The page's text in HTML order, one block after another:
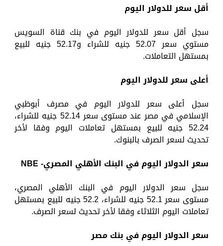
أقل سعر للدولار اليوم
سجل أقل سعر للدولار اليوم في بنك قناة السويس
مستوي سعر 52.07 جنيه للشراء و52.17 جنيه للبيع
بمستهل التعاملات.
أعلى سعر للدولار اليوم
سجل أعلى سعر للدولار اليوم في مصرف أبوظبي
الإسلامي في مصر عند مستوى سعر 52.14 جنيه للشراء،
52.24 جنيه للبيع بمستهل تعاملات اليوم وفقا لأخر
تحديث لسعر الصرف بالبنوك.
سعر الدولار اليوم في البنك الأهلي المصري-NBE
سجل سعر الدولار اليوم في البنك الأهلي المصري،
مستوى سعر 52.1 جنيه للشراء، 52.2 جنيه للبيع بمستهل
تعاملات اليوم الثلاثاء وفقا لأخر تحديث لسعر الصرف.
سعر الدولار اليوم في بنك مصر